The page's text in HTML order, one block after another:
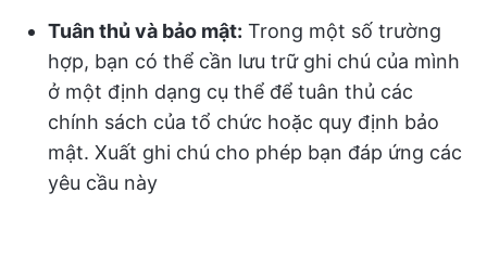
Tuân thủ và bảo mật: Trong một số trường
hợp, bạn có thể cần lưu trữ ghi chú của mình
ở một định dạng cụ thể để tuân thủ các
chính sách của tổ chức hoặc quy định bảo
mật. Xuất ghi chú cho phép bạn đáp ứng các
yêu cầu này